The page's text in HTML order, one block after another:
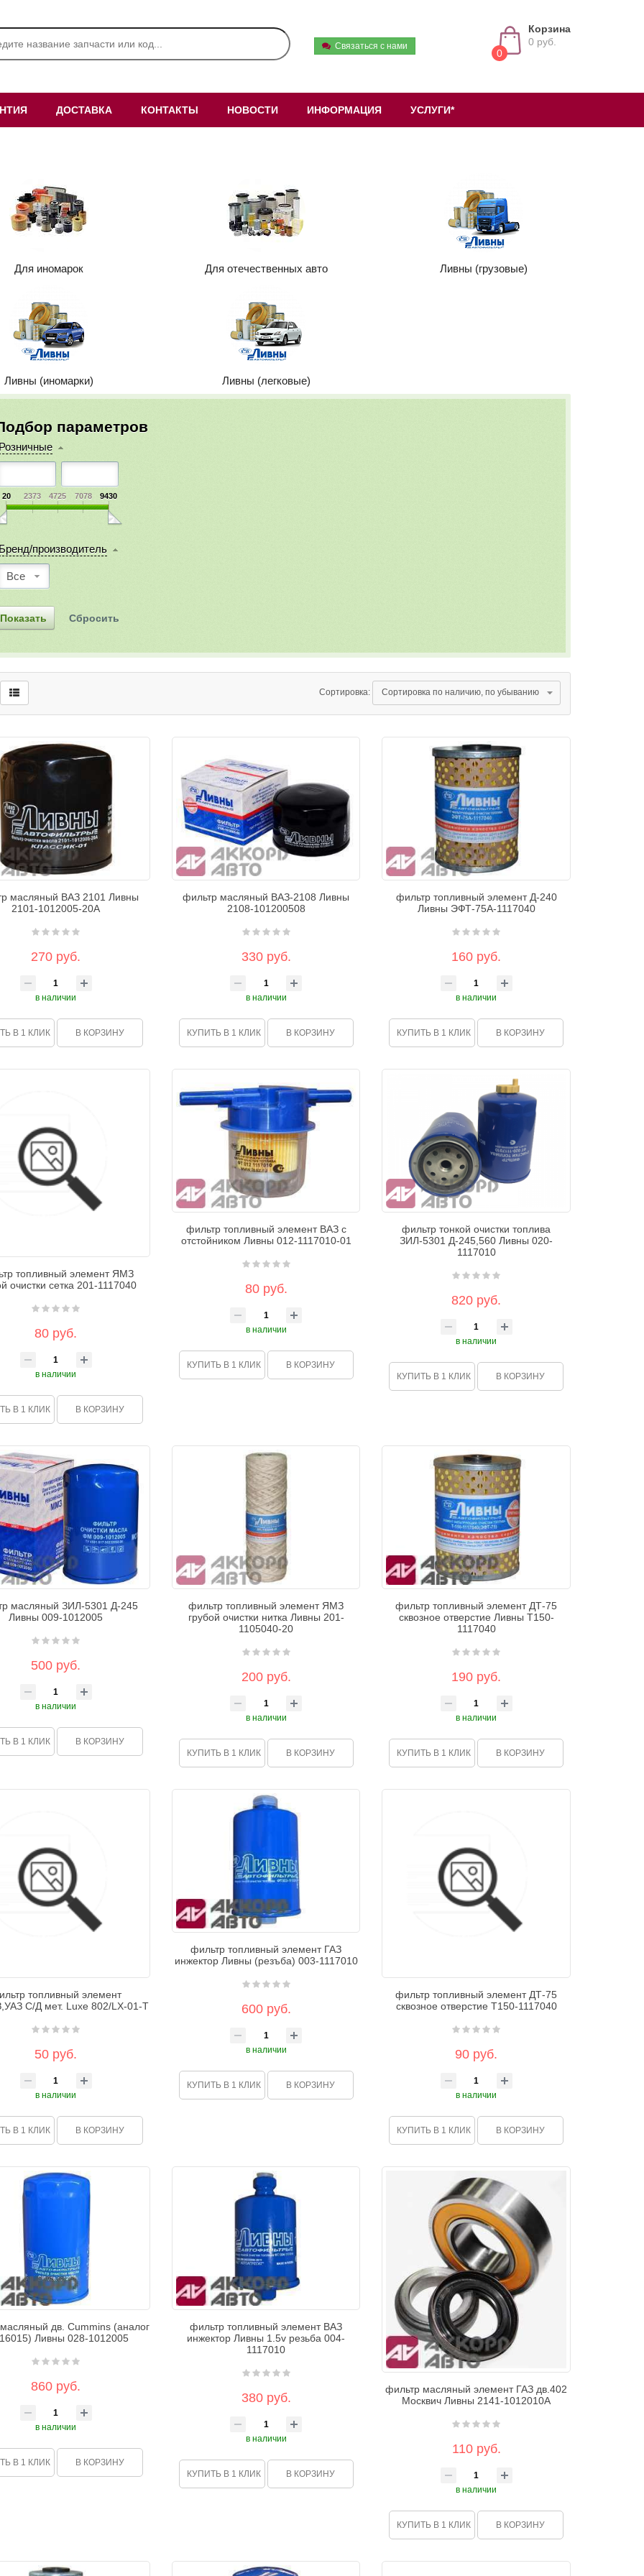
Связаться с нами
0
Корзина
0 руб.
ДОСТАВКА КОНТАКТЫ НОВОСТИ ИНФОРМАЦИЯ УСЛУГИ*
Для иномарок Для отечественных авто Ливны (грузовые)
Ливны (иномарки) Ливны (легковые)
параметров
20 2373 4725 7078 9430
производитель
Все
Сортировка:
масляный ВАЗ 2101 Ливны
2101-1012005-20А
270 руб.
в наличии
В 1 КЛИК В КОРЗИНУ
фильтр масляный ВАЗ-2108 Ливны
2108-101200508
330 руб.
в наличии
КУПИТЬ В 1 КЛИК В КОРЗИНУ
фильтр топливный элемент Д-240
Ливны ЭФТ-75А-1117040
160 руб.
в наличии
КУПИТЬ В 1 КЛИК В КОРЗИНУ
топливный элемент ЯМЗ
очистки сетка 201-1117040
80 руб.
в наличии
В 1 КЛИК В КОРЗИНУ
фильтр топливный элемент ВАЗ с
отстойником Ливны 012-1117010-01
80 руб.
в наличии
КУПИТЬ В 1 КЛИК В КОРЗИНУ
фильтр тонкой очистки топлива
ЗИЛ-5301 Д-245,560 Ливны 020-
1117010
820 руб.
в наличии
КУПИТЬ В 1 КЛИК В КОРЗИНУ
масляный ЗИЛ-5301 Д-245
Ливны 009-1012005
500 руб.
в наличии
В 1 КЛИК В КОРЗИНУ
фильтр топливный элемент ЯМЗ
грубой очистки нитка Ливны 201-
1105040-20
200 руб.
в наличии
КУПИТЬ В 1 КЛИК В КОРЗИНУ
фильтр топливный элемент ДТ-75
сквозное отверстие Ливны Т150-
1117040
190 руб.
в наличии
КУПИТЬ В 1 КЛИК В КОРЗИНУ
топливный элемент
С/Д мет. Luxe 802/LX-01-T
50 руб.
в наличии
В 1 КЛИК В КОРЗИНУ
фильтр топливный элемент ГАЗ
инжектор Ливны (резъба) 003-1117010
600 руб.
в наличии
КУПИТЬ В 1 КЛИК В КОРЗИНУ
фильтр топливный элемент ДТ-75
сквозное отверстие Т150-1117040
90 руб.
в наличии
КУПИТЬ В 1 КЛИК В КОРЗИНУ
дв. Cummins (аналог
Ливны 028-1012005
860 руб.
в наличии
В 1 КЛИК В КОРЗИНУ
фильтр топливный элемент ВАЗ
инжектор Ливны 1.5v резьба 004-
1117010
380 руб.
в наличии
КУПИТЬ В 1 КЛИК В КОРЗИНУ
фильтр масляный элемент ГАЗ дв.402
Москвич Ливны 2141-1012010А
110 руб.
в наличии
КУПИТЬ В 1 КЛИК В КОРЗИНУ